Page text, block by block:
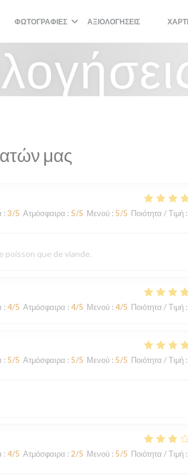
ΦΩΤΟΓΡΑΦΊΕΣ ΑΞΙΟΛΟΓΉΣΕΙΣ
μας
: 3/5 Ατμόσφαιρα : 5/5 Μενού: 5/5 Ποιότητα / Τιμή:
poisson que de viande.
: 4/5 Ατμόσφαιρα : 4/5 Μενού: 4/5 Ποιότητα / Τιμή:
: 5/5 Ατμόσφαιρα : 5/5 Μενού: 5/5 Ποιότητα / Τιμή:
: 4/5 Ατμόσφαιρα : 2/5 Μενού: 5/5 Ποιότητα / Τιμή: